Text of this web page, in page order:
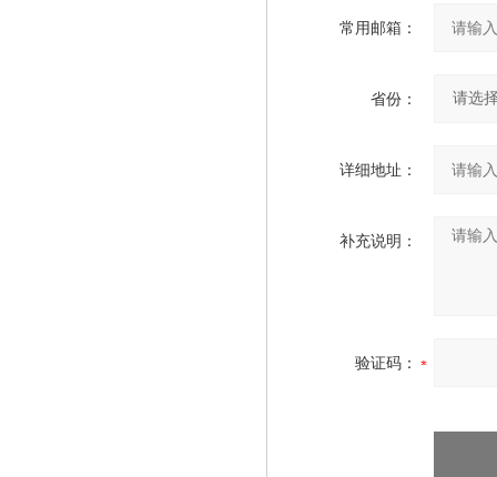
常用邮箱：
省份：
详细地址：
补充说明：
验证码：